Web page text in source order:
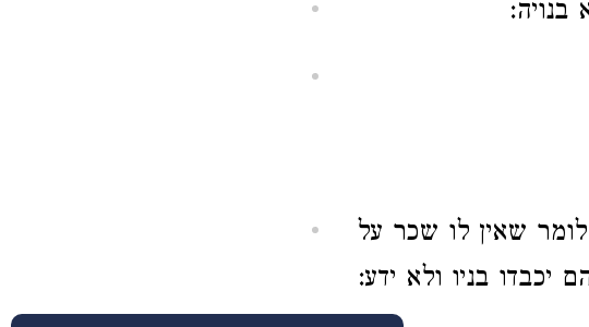
שאין לו שכר על
יכבדו בניו ולא ידע: